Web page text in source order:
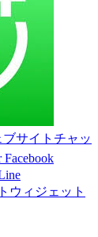
ブサイトチャッ
Facebook
ウィジェット